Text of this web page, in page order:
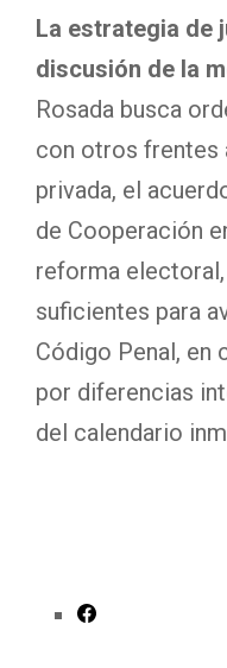
La estrategia de
discusión de la
Rosada busca
con otros frentes
privada, el
de Cooperación
reforma
suficientes para
Código Penal, en
por diferencias
del calendario